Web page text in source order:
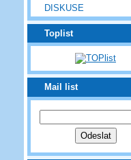
DISKUSE
Toplist
Mail list